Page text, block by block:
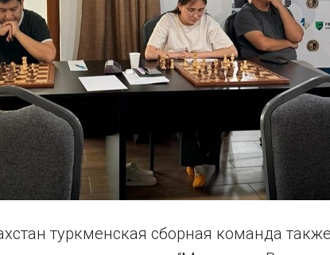
туркменская сборная команда